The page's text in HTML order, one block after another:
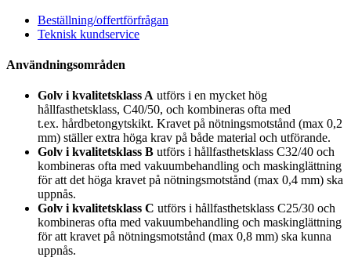
Beställning/offertförfrågan
Teknisk kundservice
Användningsområden
Golv i kvalitetsklass A utförs i en mycket hög
hållfasthetsklass, C40/50, och kombineras ofta med
t.ex. hårdbetongytskikt. Kravet på nötningsmotstånd (max 0,2
mm) ställer extra höga krav på både material och utförande.
Golv i kvalitetsklass B utförs i hållfasthetsklass C32/40 och
kombineras ofta med vakuumbehandling och maskinglättning
för att det höga kravet på nötningsmotstånd (max 0,4 mm) ska
uppnås.
Golv i kvalitetsklass C utförs i hållfasthetsklass C25/30 och
kombineras ofta med vakuumbehandling och maskinglättning
för att kravet på nötningsmotstånd (max 0,8 mm) ska kunna
uppnås.